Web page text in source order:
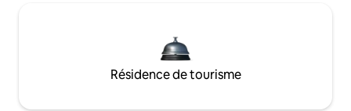
Résidence de tourisme